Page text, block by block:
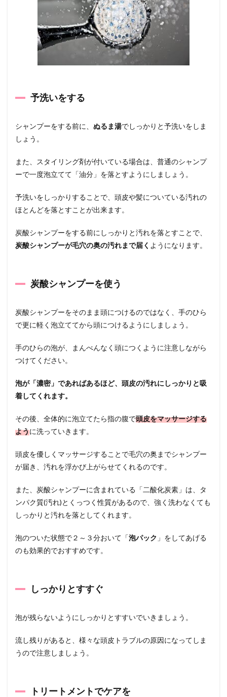
予洗いをする
シャンプーをする前に、 ぬるま湯でしっかりと予洗いをしま
しょう。
また、スタイリング剤が付いている場合は、普通のシャンプ
ーで一度泡立てて「油分」を落とすようにしましょう。
予洗いをしっかりすることで、頭皮や髪についている汚れの
ほとんどを落とすことが出来ます。
炭酸シャンプーをする前にしっかりと汚れを落とすことで、
炭酸シャンプーが毛穴の奥の汚れまで届く ようになります。
炭酸シャンプーを使う
炭酸シャンプーをそのまま頭につけるのではなく、手のひら
で更に軽く泡立ててから頭につけるようにしましょう。
手のひらの泡が、まんべんなく頭につくように注意しながら
つけてください。
泡が「濃密」であればあるほど、頭皮の汚れにしっかりと吸
着してくれます。
その後、全体的に泡立てたら指の腹で頭皮をマッサージする
ように洗っていきます。
頭皮を優しくマッサージすることで毛穴の奥までシャンプー
が届き、汚れを浮かび上がらせてくれるのです。
また、炭酸シャンプーに含まれている「二酸化炭素」は、タ
ンパク質(汚れ)とくっつく性質があるので、強く洗わなくても
しっかりと汚れを落としてくれます。
泡のついた状態で２～３分おいて「泡パック 」をしてあげる
のも効果的でおすすめです。
しっかりとすすぐ
泡が残らないようにしっかりとすすいでいきましょう。
流し残りがあると、様々な頭皮トラブルの原因になってしま
うので注意しましょう。
トリートメントでケアを